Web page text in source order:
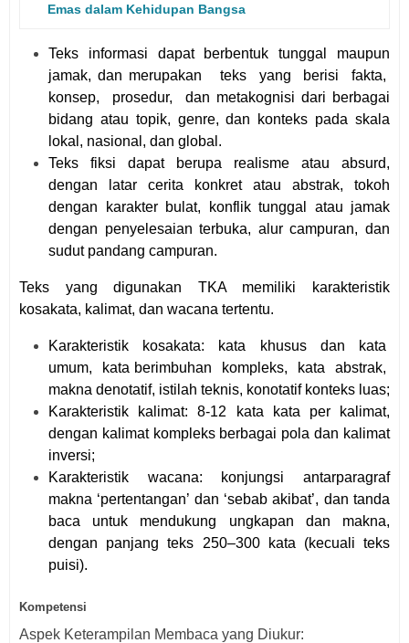
Emas dalam Kehidupan Bangsa
Teks informasi dapat berbentuk tunggal maupun
jamak, dan merupakan teks yang berisi fakta,
konsep, prosedur, dan metakognisi dari berbagai
bidang atau topik, genre, dan konteks pada skala
lokal, nasional, dan global.
Teks fiksi dapat berupa realisme atau absurd,
dengan latar cerita konkret atau abstrak, tokoh
dengan karakter bulat, konflik tunggal atau jamak
dengan penyelesaian terbuka, alur campuran, dan
sudut pandang campuran.
Teks yang digunakan TKA memiliki karakteristik
kosakata, kalimat, dan wacana tertentu.
Karakteristik kosakata: kata khusus dan kata
umum, kata berimbuhan kompleks, kata abstrak,
makna denotatif, istilah teknis, konotatif konteks luas;
Karakteristik kalimat: 8-12 kata kata per kalimat,
dengan kalimat kompleks berbagai pola dan kalimat
inversi;
Karakteristik wacana: konjungsi antarparagraf
makna ‘pertentangan’ dan ‘sebab akibat’, dan tanda
baca untuk mendukung ungkapan dan makna,
dengan panjang teks 250–300 kata (kecuali teks
puisi).
Kompetensi
Aspek Keterampilan Membaca yang Diukur: